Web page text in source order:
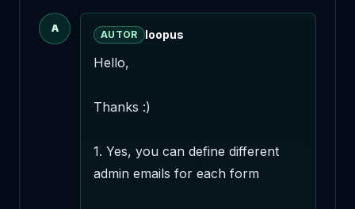
A
AUTOR loopus
Hello,
Thanks :)
1. Yes, you can define different
admin emails for each form